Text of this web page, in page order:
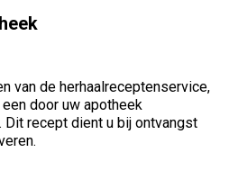
van de herhaalreceptenservice,
door uw apotheek
Dit recept dient u bij ontvangst